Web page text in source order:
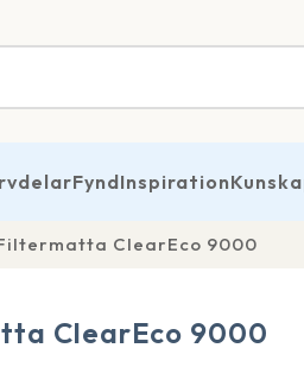
FyndInspiration
ClearEco 9000
ClearEco 9000